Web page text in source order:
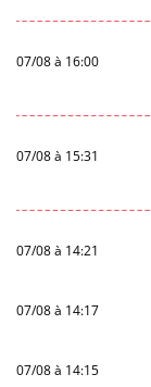
07/08 à 16:00
07/08 à 15:31
07/08 à 14:21
07/08 à 14:17
07/08 à 14:15